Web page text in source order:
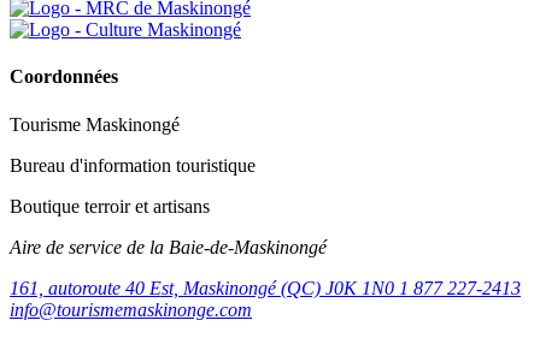
Coordonnées
Tourisme Maskinongé
Bureau d'information touristique
Boutique terroir et artisans
Aire de service de la Baie-de-Maskinongé
161, autoroute 40 Est, Maskinongé (QC) J0K 1N0 1 877 227-2413
info@tourismemaskinonge.com